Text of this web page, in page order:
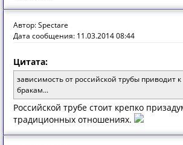
Автор: Spectare
Дата сообщения: 11.03.2014 08:44
Цитата:
зависимость от российской трубы приводит
бракам...
Российской трубе стоит крепко
традиционных отношениях.